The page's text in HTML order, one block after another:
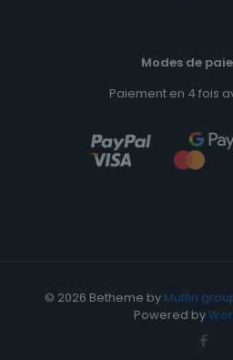
Modes de
Paiement en 4 fois
© 2026 Betheme by Muffin
Powered by